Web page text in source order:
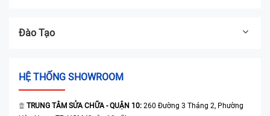
Đào Tạo
HỆ THỐNG SHOWROOM
TRUNG TÂM SỬA CHỮA - QUẬN 10: 260 Đường 3 Tháng 2, Phường